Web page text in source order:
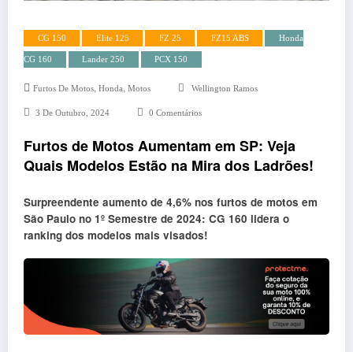
CG 150 Elite 125 FZ 25 FZ15 ABS Honda
CG 160 Lander 250 PCX 150
Furtos De Motos, Honda, Motos Wellington Ramos
3 De Outubro, 2024 0 Comentários
Furtos de Motos Aumentam em SP: Veja
Quais Modelos Estão na Mira dos Ladrões!
Surpreendente aumento de 4,6% nos furtos de motos em
São Paulo no 1º Semestre de 2024: CG 160 lidera o
ranking dos modelos mais visados!